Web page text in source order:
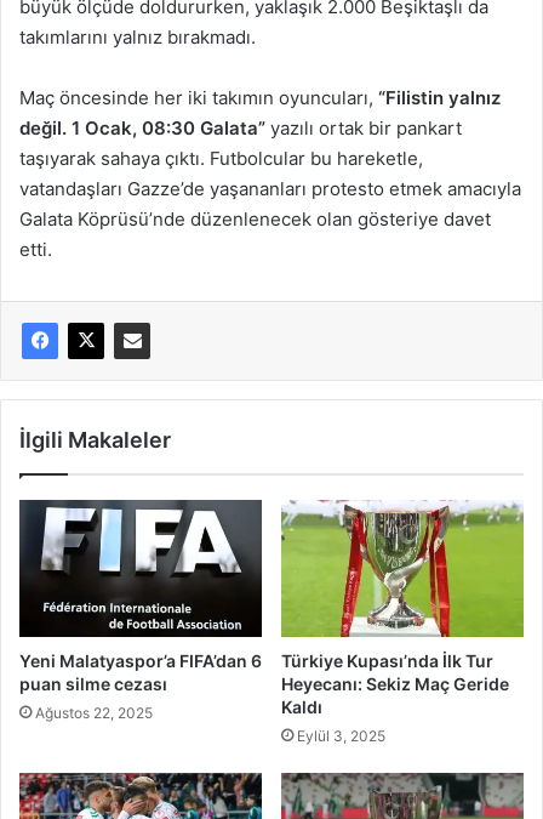
büyük ölçüde doldururken, yaklaşık 2.000 Beşiktaşlı da
takımlarını yalnız bırakmadı.
Maç öncesinde her iki takımın oyuncuları, “Filistin yalnız
değil. 1 Ocak, 08:30 Galata” yazılı ortak bir pankart
taşıyarak sahaya çıktı. Futbolcular bu hareketle,
vatandaşları Gazze’de yaşananları protesto etmek amacıyla
Galata Köprüsü’nde düzenlenecek olan gösteriye davet
etti.
İlgili Makaleler
Yeni Malatyaspor’a FIFA’dan 6
puan silme cezası
Ağustos 22, 2025
Türkiye Kupası’nda İlk Tur
Heyecanı: Sekiz Maç Geride
Kaldı
Eylül 3, 2025